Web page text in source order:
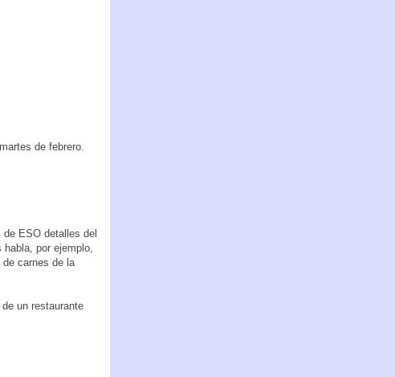
de febrero.
ESO detalles del
por ejemplo,
de carnes de la
un restaurante